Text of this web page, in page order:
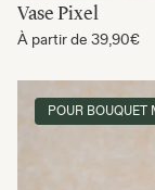
Vase Pixel
À partir de 39,90€
POUR BOUQUET